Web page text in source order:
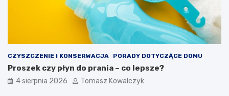
CZYSZCZENIE I KONSERWACJA PORADY DOTYCZĄCE DOMU
Proszek czy płyn do prania – co lepsze?
4 sierpnia 2026 Tomasz Kowalczyk